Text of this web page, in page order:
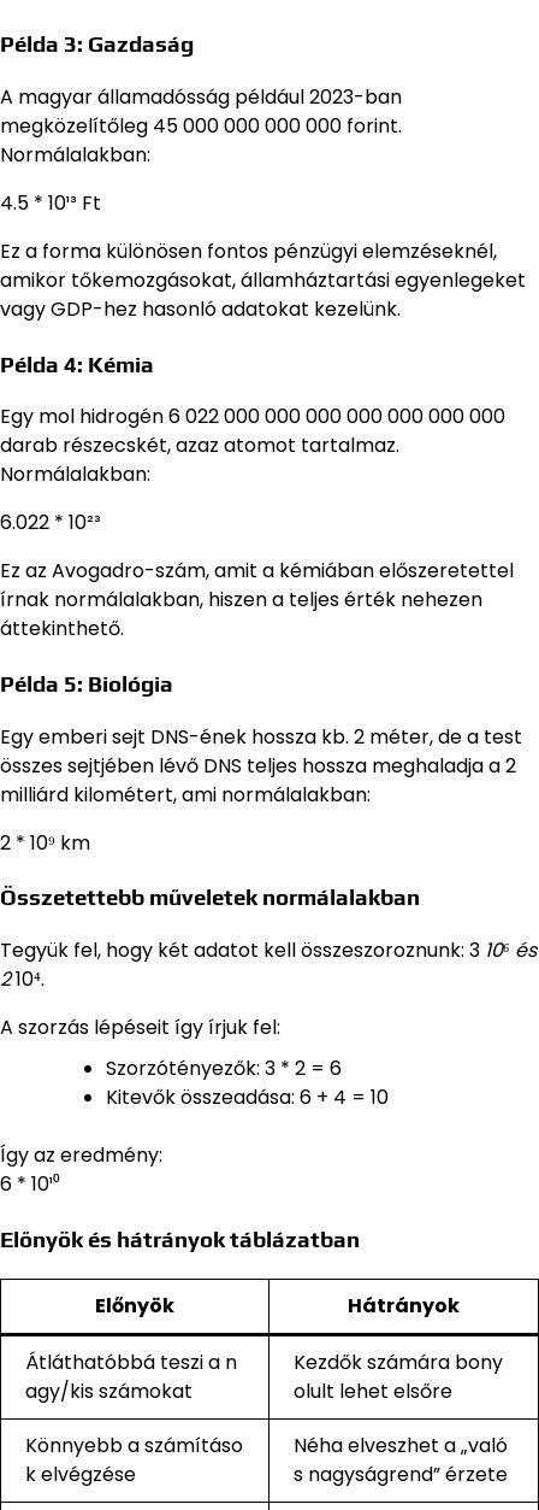
Példa 3: Gazdaság
A magyar államadósság például 2023-ban
megközelítőleg 45 000 000 000 000 forint.
Normálalakban:
4.5 * 10¹³ Ft
Ez a forma különösen fontos pénzügyi elemzéseknél,
amikor tőkemozgásokat, államháztartási egyenlegeket
vagy GDP-hez hasonló adatokat kezelünk.
Példa 4: Kémia
Egy mol hidrogén 6 022 000 000 000 000 000 000 000
darab részecskét, azaz atomot tartalmaz.
Normálalakban:
6.022 * 10²³
Ez az Avogadro-szám, amit a kémiában előszeretettel
írnak normálalakban, hiszen a teljes érték nehezen
áttekinthető.
Példa 5: Biológia
Egy emberi sejt DNS-ének hossza kb. 2 méter, de a test
összes sejtjében lévő DNS teljes hossza meghaladja a 2
milliárd kilométert, ami normálalakban:
2 * 10⁹ km
Összetettebb műveletek normálalakban
Tegyük fel, hogy két adatot kell összeszoroznunk: 3 10⁶ és
210⁴.
A szorzás lépéseit így írjuk fel:
Szorzótényezők: 3 * 2 = 6
Kitevők összeadása: 6 + 4 = 10
Így az eredmény:
6 * 10¹⁰
Előnyök és hátrányok táblázatban
Előnyök Hátrányok
Átláthatóbbá teszi a n
agy/kis számokat
Kezdők számára bony
olult lehet elsőre
Könnyebb a számításo
k elvégzése
Néha elveszhet a „való
s nagyságrend” érzete